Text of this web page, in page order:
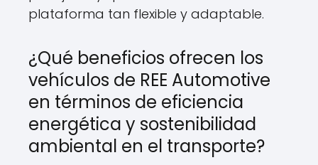
plataforma tan flexible y adaptable.
¿Qué beneficios ofrecen los
vehículos de REE Automotive
en términos de eficiencia
energética y sostenibilidad
ambiental en el transporte?